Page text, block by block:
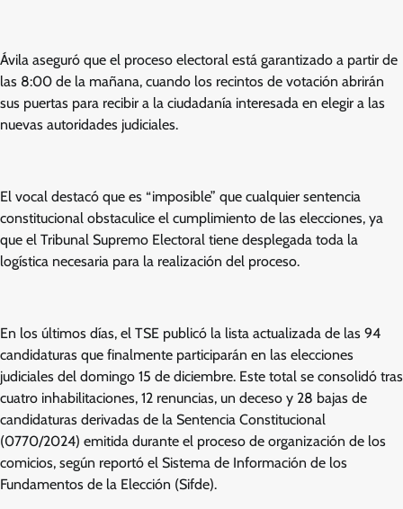
Ávila aseguró que el proceso electoral está garantizado a partir de
las 8:00 de la mañana, cuando los recintos de votación abrirán
sus puertas para recibir a la ciudadanía interesada en elegir a las
nuevas autoridades judiciales.
El vocal destacó que es “imposible” que cualquier sentencia
constitucional obstaculice el cumplimiento de las elecciones, ya
que el Tribunal Supremo Electoral tiene desplegada toda la
logística necesaria para la realización del proceso.
En los últimos días, el TSE publicó la lista actualizada de las 94
candidaturas que finalmente participarán en las elecciones
judiciales del domingo 15 de diciembre. Este total se consolidó tras
cuatro inhabilitaciones, 12 renuncias, un deceso y 28 bajas de
candidaturas derivadas de la Sentencia Constitucional
(0770/2024) emitida durante el proceso de organización de los
comicios, según reportó el Sistema de Información de los
Fundamentos de la Elección (Sifde).